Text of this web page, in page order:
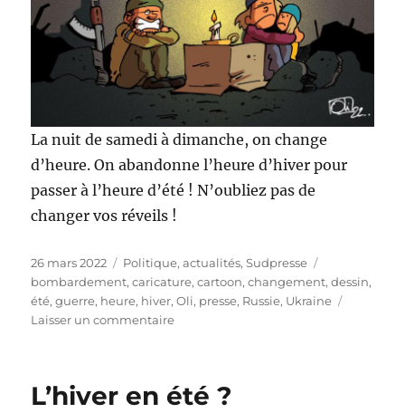
La nuit de samedi à dimanche, on change
d’heure. On abandonne l’heure d’hiver pour
passer à l’heure d’été ! N’oubliez pas de
changer vos réveils !
Publié
le
26 mars 2022 Catégories
Politique, actualités,Sudpresse
bombardement,caricature,cartoon,changement,dessin,
été,guerre, heure, hiver,Oli, presse, Russie, Ukraine
Laisser un commentairesur
L’hiver en été ?